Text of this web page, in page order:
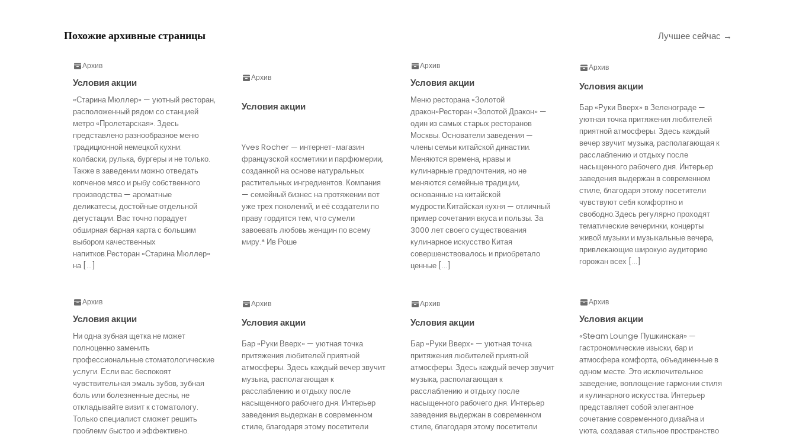
Похожие архивные страницы Лучшее сейчас →
Архив
Условия акции
«Старина Мюллер» — уютный ресторан,
расположенный рядом со станцией
метро «Пролетарская». Здесь
представлено разнообразное меню
традиционной немецкой кухни:
колбаски, рулька, бургеры и не только.
Также в заведении можно отведать
копченое мясо и рыбу собственного
производства — ароматные
деликатесы, достойные отдельной
дегустации. Вас точно порадует
обширная барная карта с большим
выбором качественных
напитков.Ресторан «Старина Мюллер»
на […]
Архив
Условия акции
Yves Rocher — интернет-магазин
французской косметики и парфюмерии,
созданной на основе натуральных
растительных ингредиентов. Компания
— семейный бизнес на протяжении вот
уже трех поколений, и её создатели по
праву гордятся тем, что сумели
завоевать любовь женщин по всему
миру.* Ив Роше
Архив
Условия акции
Меню ресторана «Золотой
дракон»Ресторан «Золотой Дракон» —
один из самых старых ресторанов
Москвы. Основатели заведения —
члены семьи китайской династии.
Меняются времена, нравы и
кулинарные предпочтения, но не
меняются семейные традиции,
основанные на китайской
мудрости.Китайская кухня — отличный
пример сочетания вкуса и пользы. За
3000 лет своего существования
кулинарное искусство Китая
совершенствовалось и приобретало
ценные […]
Архив
Условия акции
Бар «Руки Вверх» в Зеленограде —
уютная точка притяжения любителей
приятной атмосферы. Здесь каждый
вечер звучит музыка, располагающая к
расслаблению и отдыху после
насыщенного рабочего дня. Интерьер
заведения выдержан в современном
стиле, благодаря этому посетители
чувствуют себя комфортно и
свободно.Здесь регулярно проходят
тематические вечеринки, концерты
живой музыки и музыкальные вечера,
привлекающие широкую аудиторию
горожан всех […]
Архив
Условия акции
Ни одна зубная щетка не может
полноценно заменить
профессиональные стоматологические
услуги. Если вас беспокоят
чувствительная эмаль зубов, зубная
боль или болезненные десны, не
откладывайте визит к стоматологу.
Только специалист сможет решить
проблему быстро и эффективно.
Архив
Условия акции
Бар «Руки Вверх» — уютная точка
притяжения любителей приятной
атмосферы. Здесь каждый вечер звучит
музыка, располагающая к
расслаблению и отдыху после
насыщенного рабочего дня. Интерьер
заведения выдержан в современном
стиле, благодаря этому посетители
Архив
Условия акции
Бар «Руки Вверх» — уютная точка
притяжения любителей приятной
атмосферы. Здесь каждый вечер звучит
музыка, располагающая к
расслаблению и отдыху после
насыщенного рабочего дня. Интерьер
заведения выдержан в современном
стиле, благодаря этому посетители
Архив
Условия акции
«Steam Lounge Пушкинская» —
гастрономические изыски, бар и
атмосфера комфорта, объединенные в
одном месте. Это исключительное
заведение, воплощение гармонии стиля
и кулинарного искусства. Интерьер
представляет собой элегантное
сочетание современного дизайна и
уюта, создавая стильное пространство